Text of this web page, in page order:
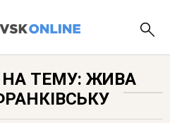
НА ТЕМУ: ЖИВА